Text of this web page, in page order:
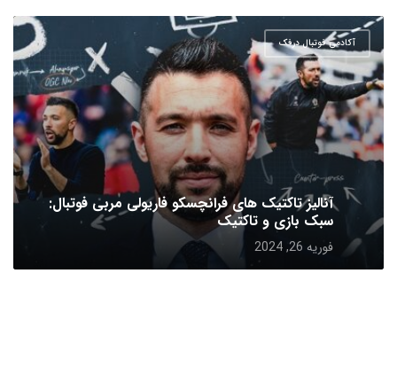
آکادمی فوتبال درفک
آنالیز تاکتیک های فرانچسکو فاریولی مربی فوتبال:
سبک بازی و تاکتیک
فوریه 26, 2024